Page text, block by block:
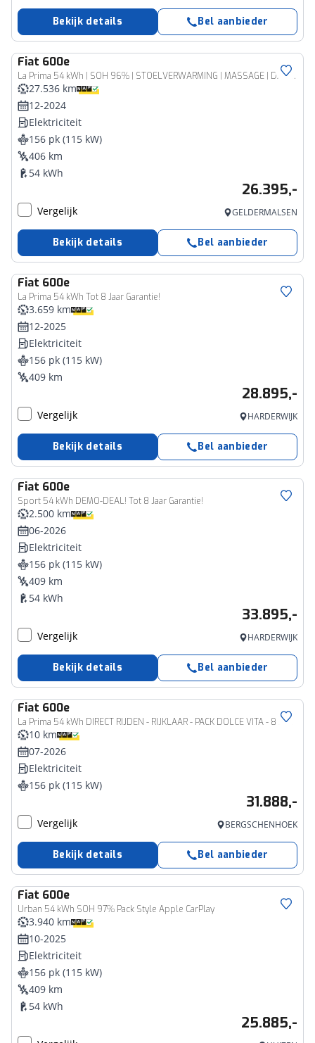
Bekijk details Bel aanbieder
Fiat 600e
La Prima 54 kWh | SOH 96% | STOELVERWARMING | MASSAGE | DAB | APPLE | CAMERA
27.536 km
12-2024
Elektriciteit
156 pk (115 kW)
406 km
54 kWh
26.395,-
Vergelijk GELDERMALSEN
Bekijk details Bel aanbieder
Fiat 600e
La Prima 54 kWh Tot 8 Jaar Garantie!
3.659 km
12-2025
Elektriciteit
156 pk (115 kW)
409 km
28.895,-
Vergelijk HARDERWIJK
Bekijk details Bel aanbieder
Fiat 600e
Sport 54 kWh DEMO-DEAL! Tot 8 Jaar Garantie!
2.500 km
06-2026
Elektriciteit
156 pk (115 kW)
409 km
54 kWh
33.895,-
Vergelijk HARDERWIJK
Bekijk details Bel aanbieder
Fiat 600e
La Prima 54 kWh DIRECT RIJDEN - RIJKLAAR - PACK DOLCE VITA - 8 JAAR GARANTIE
10 km
07-2026
Elektriciteit
156 pk (115 kW)
31.888,-
Vergelijk BERGSCHENHOEK
Bekijk details Bel aanbieder
Fiat 600e
Urban 54 kWh SOH 97% Pack Style Apple CarPlay
3.940 km
10-2025
Elektriciteit
156 pk (115 kW)
409 km
54 kWh
25.885,-